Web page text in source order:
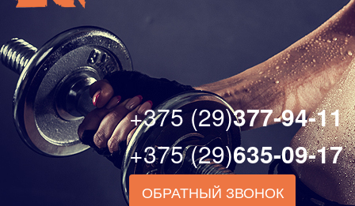
+375 (29)377-94-11
+375 (29)635-09-17
ОБРАТНЫЙ ЗВОНОК